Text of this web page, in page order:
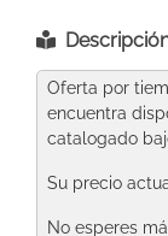
Oferta por
encuentra
catalogado
Su precio
No esperes